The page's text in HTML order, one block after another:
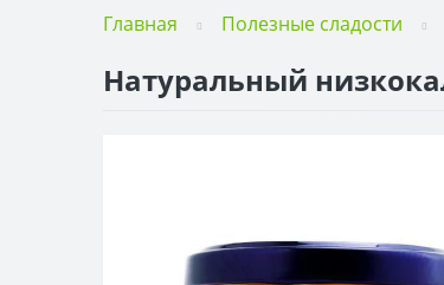
Главная Полезные сладости
Натуральный